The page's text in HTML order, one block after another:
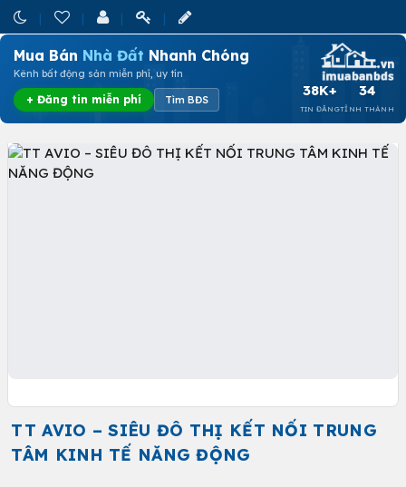
Mua Bán Nhà Đất Nhanh Chóng
Kênh bất động sản miễn phí, uy tín
+ Đăng tin miễn phí Tìm BĐS
38K+
TIN ĐĂNG
34
TỈNH THÀNH
TT AVIO – SIÊU ĐÔ THỊ KẾT NỐI TRUNG
TÂM KINH TẾ NĂNG ĐỘNG